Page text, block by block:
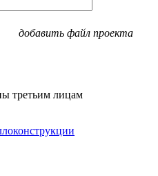
добавить файл проекта
третьим лицам